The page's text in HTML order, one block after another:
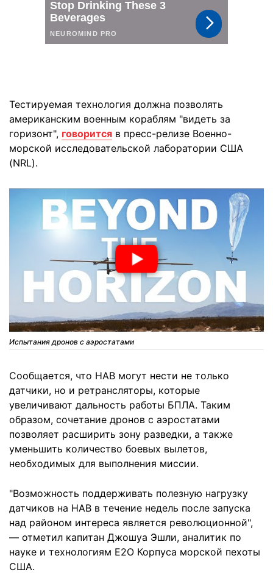
Тестируемая технология должна позволять
американским военным кораблям "видеть за
горизонт", говорится в пресс-релизе Военно-
морской исследовательской лаборатории США
(NRL).
Испытания дронов с аэростатами
Сообщается, что HAB могут нести не только
датчики, но и ретрансляторы, которые
увеличивают дальность работы БПЛА. Таким
образом, сочетание дронов с аэростатами
позволяет расширить зону разведки, а также
уменьшить количество боевых вылетов,
необходимых для выполнения миссии.
"Возможность поддерживать полезную нагрузку
датчиков на HAB в течение недель после запуска
над районом интереса является революционной",
— отметил капитан Джошуа Эшли, аналитик по
науке и технологиям E2O Корпуса морской пехоты
США.